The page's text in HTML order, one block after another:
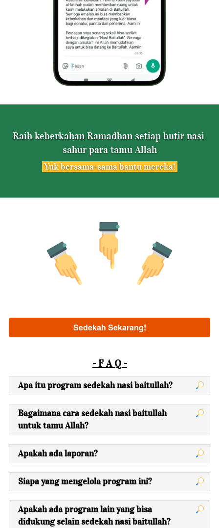
Raih keberkahan Ramadhan setiap butir nasi
sahur para tamu Allah
Yuk bersama-sama bantu mereka!
`
Sedekah Sekarang!
- F A Q -
Apa itu program sedekah nasi baitullah?
Bagaimana cara sedekah nasi baitullah
untuk tamu Allah?
Apakah ada laporan?
Siapa yang mengelola program ini?
Apakah ada program lain yang bisa
didukung selain sedekah nasi baitullah?